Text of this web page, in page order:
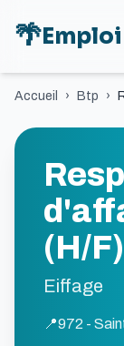
🌴
Accueil › Btp ›
(H/F)
Eiffage
📍972 -